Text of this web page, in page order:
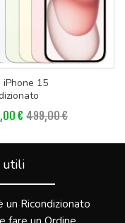
15
€ 499,00 €
utili
un Ricondizionato